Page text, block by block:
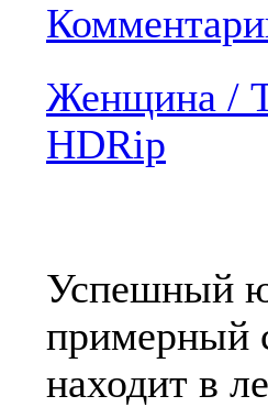
Женщина /
HDRip
Успешный
примерный
находит в